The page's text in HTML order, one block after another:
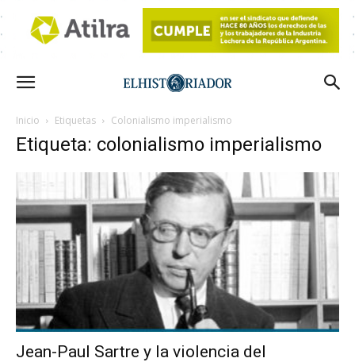
Inicio Etiquetas Colonialismo imperialismo
Etiqueta: colonialismo imperialismo
Jean-Paul Sartre y la violencia del